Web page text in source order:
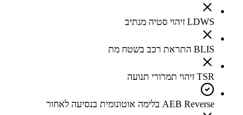
LDWS זיהוי סטיה מנתיב
BLIS התראת רכב בשטח מת
TSR זיהוי תמרורי תנועה
AEB Reverse בלימה אוטונומית בנסיעה לאחור